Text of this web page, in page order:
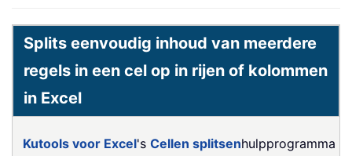
Splits eenvoudig inhoud van meerdere
regels in een cel op in rijen of kolommen
in Excel
Kutools voor Excel's Cellen splitsenhulpprogramma